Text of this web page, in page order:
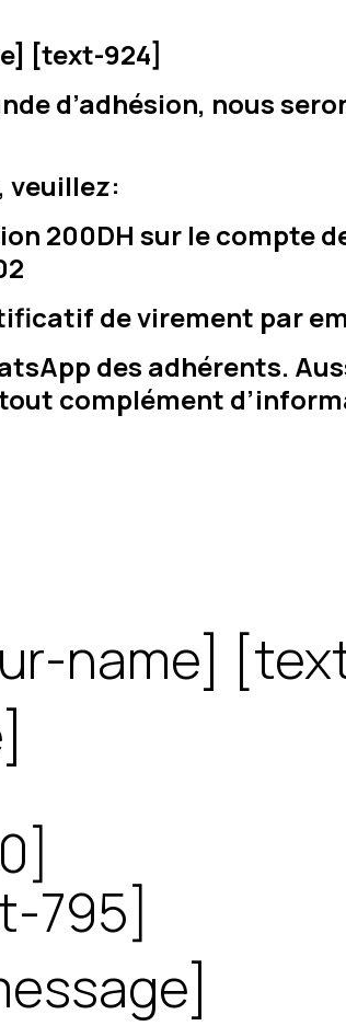
[text-924]
d’adhésion, nous
veuillez:
200DH sur le compte de
de virement par
des adhérents.
complément
name]
795]